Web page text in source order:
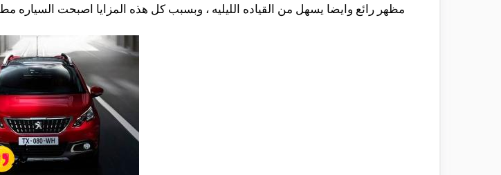
مظهر رائع وايضا يسهل من القياده الليليه ، وبسبب كل هذه المزايا اصبحت السياره